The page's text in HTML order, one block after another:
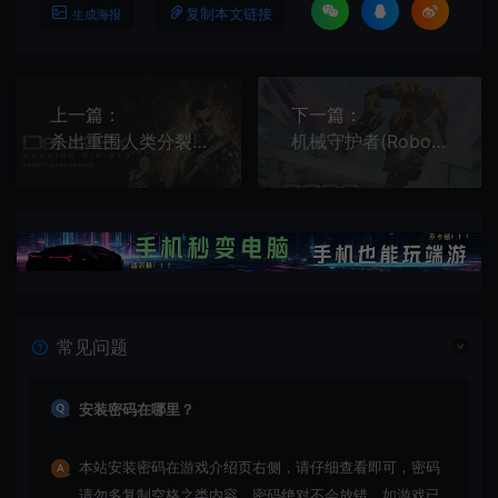
生成海报 复制本文链接
上一篇：
杀出重围人类分裂/第一人称射击游戏 Deus Ex Mankind Divided 下载
下一篇：
机械守护者(Roboquest)简中|PC|FPS|卡通快节奏第一人称射击游戏
常见问题
安装密码在哪里？
本站安装密码在游戏介绍页右侧，请仔细查看即可，密码